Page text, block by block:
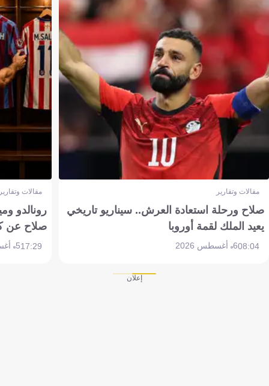
مقالات وتقارير
صلاح ورحلة استعادة العرش.. سيناريو تاريخي
يعيد الملك لقمة أوروبا
08:046 أغسطس 2026
مقالات
رونالدو
صلاح عن
17:295 أغسطس 2026
إعلان